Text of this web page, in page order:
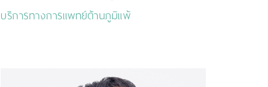
บริการทางการแพทย์ด้านภูมิแพ้